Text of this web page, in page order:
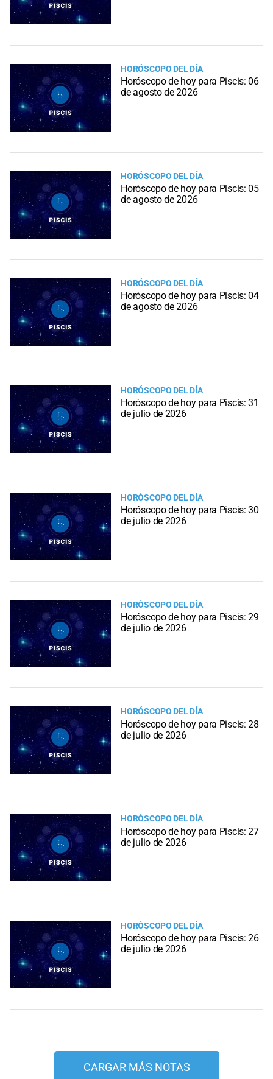
HORÓSCOPO DEL DÍA
Horóscopo de hoy para Piscis: 06
de agosto de 2026
HORÓSCOPO DEL DÍA
Horóscopo de hoy para Piscis: 05
de agosto de 2026
HORÓSCOPO DEL DÍA
Horóscopo de hoy para Piscis: 04
de agosto de 2026
HORÓSCOPO DEL DÍA
Horóscopo de hoy para Piscis: 31
de julio de 2026
HORÓSCOPO DEL DÍA
Horóscopo de hoy para Piscis: 30
de julio de 2026
HORÓSCOPO DEL DÍA
Horóscopo de hoy para Piscis: 29
de julio de 2026
HORÓSCOPO DEL DÍA
Horóscopo de hoy para Piscis: 28
de julio de 2026
HORÓSCOPO DEL DÍA
Horóscopo de hoy para Piscis: 27
de julio de 2026
HORÓSCOPO DEL DÍA
Horóscopo de hoy para Piscis: 26
de julio de 2026
CARGAR MÁS NOTAS